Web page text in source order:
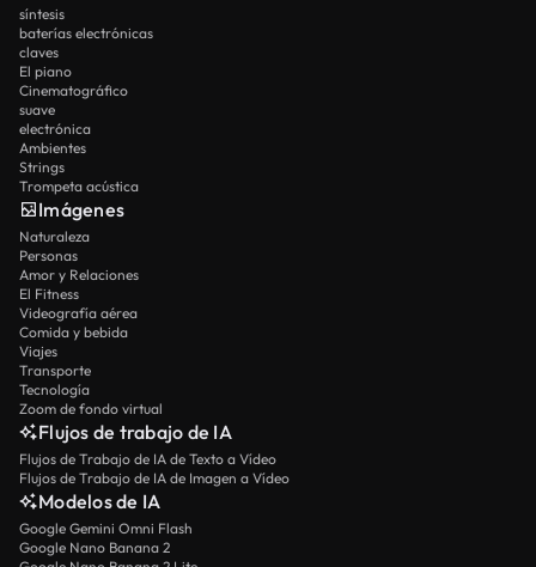
síntesis
baterías electrónicas
claves
El piano
Cinematográfico
suave
electrónica
Ambientes
Strings
Trompeta acústica
Imágenes
Naturaleza
Personas
Amor y Relaciones
El Fitness
Videografía aérea
Comida y bebida
Viajes
Transporte
Tecnología
Zoom de fondo virtual
Flujos de trabajo de IA
Flujos de Trabajo de IA de Texto a Vídeo
Flujos de Trabajo de IA de Imagen a Vídeo
Modelos de IA
Google Gemini Omni Flash
Google Nano Banana 2